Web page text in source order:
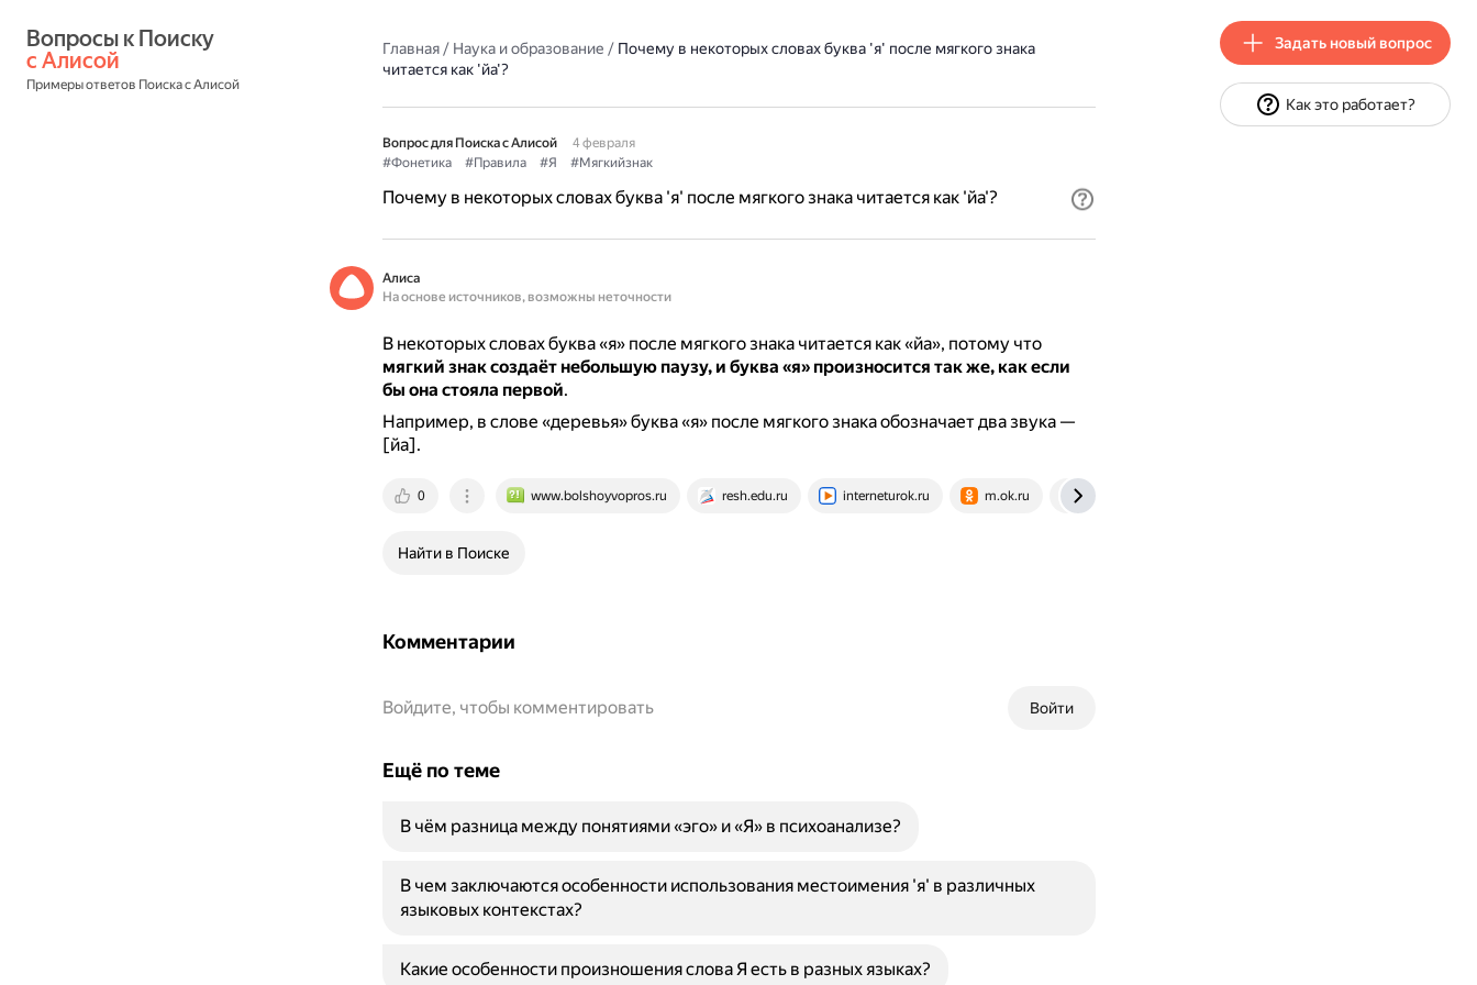
с Алисой
Примеры ответов Поиска с Алисой
Главная/ Наука и образование / Почему в некоторых словах буква 'я' после мягкого знака
читается как 'йа'?
Вопрос для Поиска с Алисой
4 февраля
#Фонетика
#Правила #Я #Мягкийзнак
Почему в некоторых словах буква 'я' после мягкого знака читается как 'йа'?
Алиса
На основе источников, возможны неточности
В некоторых словах буква «я» после мягкого знака читается как «йа», потому что
мягкий знак создаёт небольшую паузу, и буква «я» произносится так же, как если
бы она стояла первой.
Например, в слове «деревья» буква «я» после мягкого знака обозначает два звука —
[йа].
0 www.bolshoyvopros.ru resh.edu.ru interneturok.ru m.ok.ru
Найти в Поиске
Комментарии
Войти
Войдите, чтобы комментировать
Ещё по теме
В чём разница между понятиями «эго» и «Я» в психоанализе?
В чем заключаются особенности использования местоимения 'я' в различных
языковых контекстах?
Какие особенности произношения слова Я есть в разных языках?
Задать новый вопрос
Как это работает?